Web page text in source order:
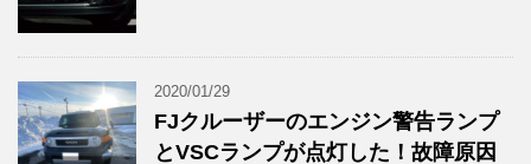
2020/01/29
FJクルーザーのエンジン警告ランプ
とVSCランプが点灯した！故障原因